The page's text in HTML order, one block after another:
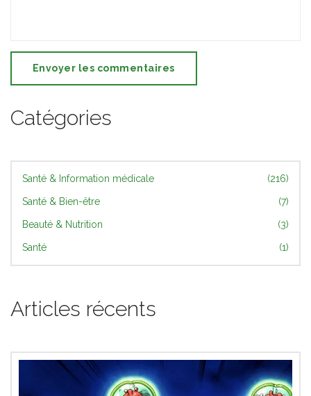
Envoyer les commentaires
Catégories
Santé & Information médicale (216)
Santé & Bien-être (7)
Beauté & Nutrition (3)
Santé (1)
Articles récents